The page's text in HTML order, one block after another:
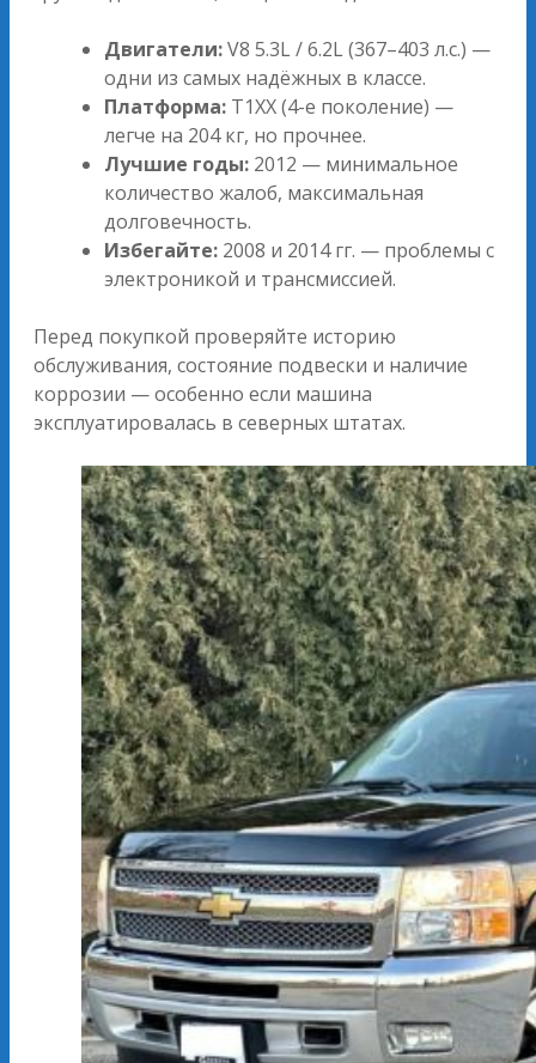
Двигатели:V8 5.3L / 6.2L (367–403 л.с.) —
одни из самых надёжных в классе.
Платформа: T1XX (4-е поколение) —
легче на 204 кг, но прочнее.
Лучшие годы: 2012 — минимальное
количество жалоб, максимальная
долговечность.
Избегайте: 2008 и 2014 гг. — проблемы с
электроникой и трансмиссией.
Перед покупкой проверяйте историю
обслуживания, состояние подвески и наличие
коррозии — особенно если машина
эксплуатировалась в северных штатах.